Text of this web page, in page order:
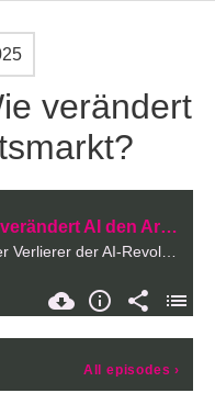
verändert
Ask Ingolf #8: Wie verändert AI den Arbeitsmarkt?
All episodes ›